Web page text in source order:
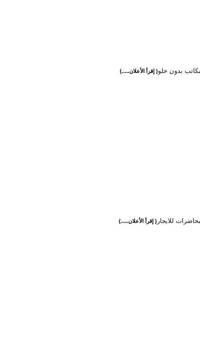
مكاتب بدون خلو( إقرأ الأعلان.....)
للايجار ( إقرأ الأعلان.....)